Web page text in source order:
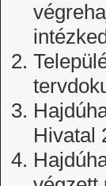
Hivatal